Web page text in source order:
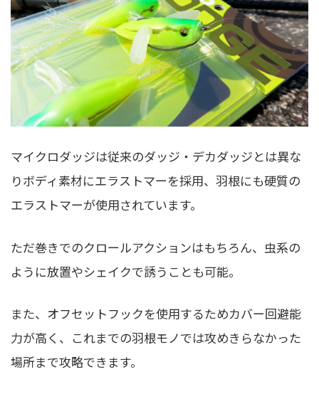
マイクロダッジは従来のダッジ・デカダッジとは異な
りボディ素材にエラストマーを採用、羽根にも硬質の
エラストマーが使用されています。
ただ巻きでのクロールアクションはもちろん、虫系の
ように放置やシェイクで誘うことも可能。
また、オフセットフックを使用するためカバー回避能
力が高く、これまでの羽根モノでは攻めきらなかった
場所まで攻略できます。